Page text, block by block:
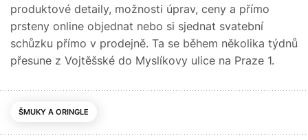
produktové detaily, možnosti úprav, ceny a přímo
prsteny online objednat nebo si sjednat svatební
schůzku přímo v prodejně. Ta se během několika týdnů
přesune z Vojtěšské do Myslíkovy ulice na Praze 1.
ŠMUKY A ORINGLE